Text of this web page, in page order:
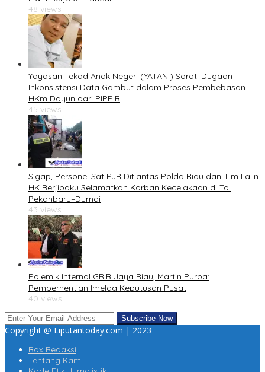
48 views
Yayasan Tekad Anak Negeri (YATANI) Soroti Dugaan
Inkonsistensi Data Gambut dalam Proses Pembebasan
HKm Dayun dari PIPPIB
45 views
Sigap, Personel Sat PJR Ditlantas Polda Riau dan Tim Lalin
HK Berjibaku Selamatkan Korban Kecelakaan di Tol
Pekanbaru–Dumai
43 views
Polemik Internal GRIB Jaya Riau, Martin Purba:
Pemberhentian Imelda Keputusan Pusat
40 views
Copyright @ Liputantoday.com | 2023
Box Redaksi
Tentang Kami